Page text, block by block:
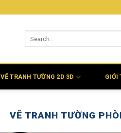
VẼ TRANH TƯỜNG 2D 3D GIỚI
VẼ TRANH TƯỜNG